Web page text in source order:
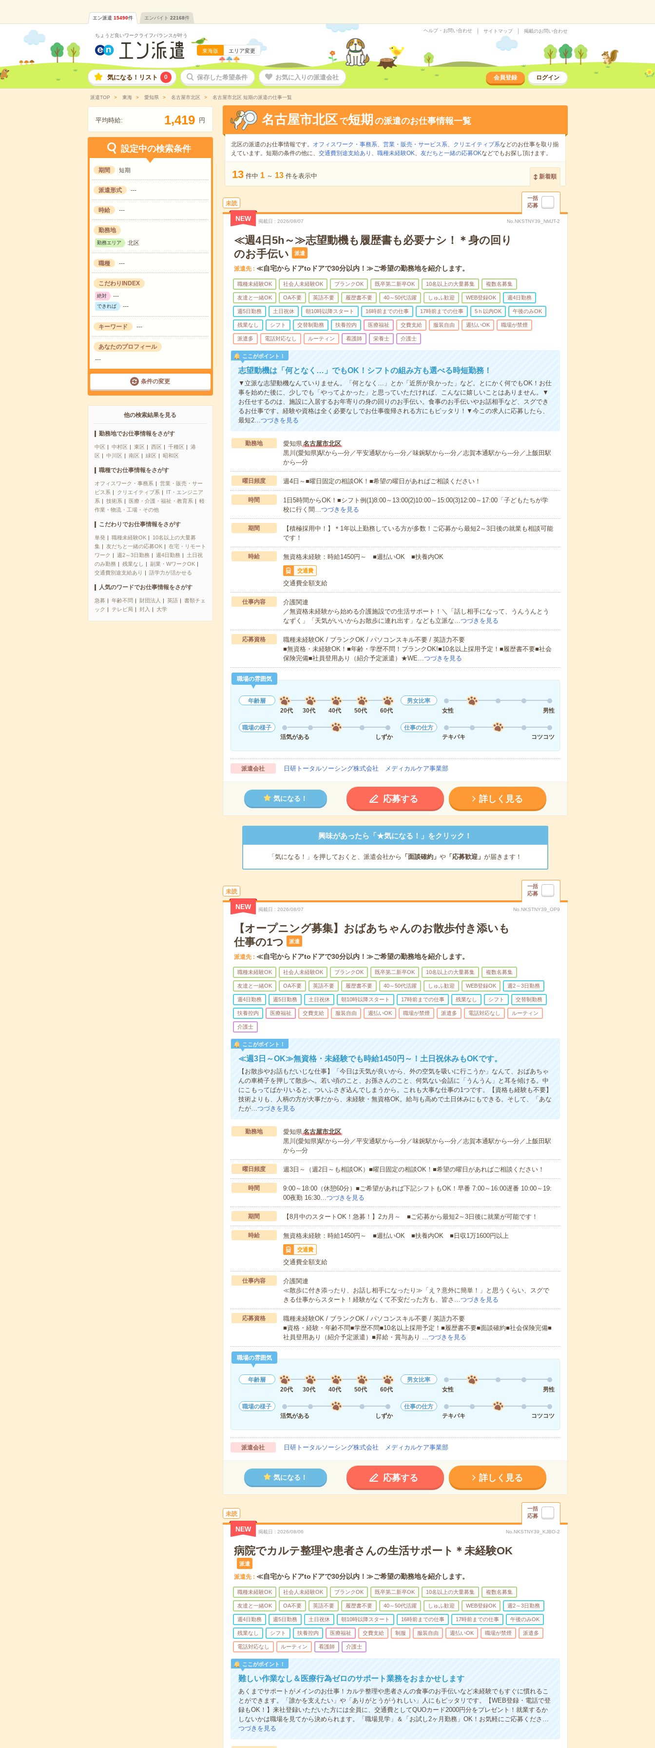
エン派遣 15490件 エンバイト 22168件
ちょうど良いワークライフバランスが叶う
東海版 エリア変更
ヘルプ・お問い合わせ サイトマップ 掲載のお問い合わせ
気になる！リスト 0 保存した希望条件 お気に入りの派遣会社 会員登録 ログイン
派遣TOP 東海 愛知県 名古屋市北区 名古屋市北区 短期の派遣の仕事一覧
平均時給: 1,419 円
設定中の検索条件
期間 短期
派遣形式 ---
時給 ---
勤務地
勤務エリア 北区
職種 ---
こだわりINDEX
絶対 ---
できれば ---
キーワード ---
あなたのプロフィール
---
条件の変更
他の検索結果を見る
勤務地でお仕事情報をさがす
中区 中村区 東区 西区 千種区
港
区
中川区 南区 緑区 昭和区
職種でお仕事情報をさがす
オフィスワーク・事務系
営業・販売・サー
ビス系
クリエイティブ系
IT・エンジニア
系
技術系 医療・介護・福祉・教育系
軽
作業・物流・工場・その他
こだわりでお仕事情報をさがす
単発 職種未経験OK
10名以上の大量募
集
友だちと一緒の応募OK
在宅・リモート
ワーク
週2～3日勤務 週4日勤務
土日祝
のみ勤務
残業なし
副業・WワークOK
交通費別途支給あり
語学力が活かせる
人気のワードでお仕事情報をさがす
急募 年齢不問 財団法人 英語
書類チェ
ック
テレビ局 封入 大学
名古屋市北区 で短期 の派遣のお仕事情報一覧
北区の派遣のお仕事情報です。 オフィスワーク・事務系、 営業・販売・サービス系、 クリエイティブ系などのお仕事を取り揃
えています。短期の条件の他に、 交通費別途支給あり 、 職種未経験OK、 友だちと一緒の応募OKなどでもお探し頂けます。
13 件中 1 ～ 13 件を表示中 新着順
未読
一括
応募
NEW 掲載日 2026/08/07 No.NKSTNY39_NMJT-2
≪週4日5h～≫志望動機も履歴書も必要ナシ！＊身の回り
のお手伝い
派遣
派遣先 ≪自宅からドアtoドアで30分以内！≫ご希望の勤務地を紹介します。
職種未経験OK 社会人未経験OK ブランクOK 既卒第二新卒OK 10名以上の大量募集 複数名募集
友達と一緒OK OA不要 英語不要 履歴書不要 40～50代活躍 しゅふ歓迎 WEB登録OK 週4日勤務
週5日勤務 土日祝休 朝10時以降スタート 16時前までの仕事 17時前までの仕事 5ｈ以内OK 午後のみOK
残業なし シフト 交替制勤務 扶養控内 医療福祉 交費支給 服装自由 週払いOK 職場が禁煙
派遣多 電話対応なし ルーティン 看護師 栄養士 介護士
ここがポイント！
志望動機は「何となく…」でもOK！シフトの組み方も選べる時短勤務！
▼立派な志望動機なんていりません。「何となく…」とか「近所が良かった」など。とにかく何でもOK！お仕
事を始めた後に、少しでも「やってよかった」と思っていただければ、こんなに嬉しいことはありません。▼
お任せするのは、施設に入居するお年寄りの身の回りのお手伝い。食事のお手伝いやお話相手など、スグでき
るお仕事です。経験や資格は全く必要なしでお仕事復帰される方にもピッタリ！▼今この求人に応募したら、
最短2…つづきを見る
勤務地 愛知県名古屋市北区
黒川(愛知県)駅から---分／平安通駅から---分／味鋺駅から---分／志賀本通駅から---分／上飯田駅
から---分
曜日頻度 週4日～■曜日固定の相談OK！■希望の曜日があればご相談ください！
時間
1日5時間からOK！■シフト例(1)8:00～13:00(2)10:00～15:00(3)12:00～17:00「子どもたちが学
校に行く間…つづきを見る
期間
【積極採用中！】＊1年以上勤務している方が多数！ご応募から最短2～3日後の就業も相談可能
です！
時給 無資格未経験：時給1450円～ ■週払いOK ■扶養内OK
交通費
交通費全額支給
仕事内容
介護関連
／無資格未経験から始める介護施設での生活サポート！＼「話し相手になって、うんうんとう
なずく」「天気がいいからお散歩に連れ出す」なども立派な…つづきを見る
応募資格
職種未経験OK / ブランクOK / パソコンスキル不要 / 英語力不要
■無資格・未経験OK！■年齢・学歴不問！ブランクOK!■10名以上採用予定！■履歴書不要■社会
保険完備■社員登用あり（紹介予定派遣）★WE…つづきを見る
職場の雰囲気
年齢層
20代
30代 40代 50代 60代
男女比率
女性
男性
職場の様子
活気がある
しずか
仕事の仕方
テキパキ
コツコツ
派遣会社 日研トータルソーシング株式会社 メディカルケア事業部
気になる！ 応募する 詳しく見る
興味があったら「★気になる！」をクリック！
「気になる！」を押しておくと、派遣会社から 「面談確約」 や「応募歓迎」 が届きます！
未読
一括
応募
NEW 掲載日 2026/08/07 No.NKSTNY39_OP9
【オープニング募集】おばあちゃんのお散歩付き添いも
仕事の1つ
派遣
派遣先 ≪自宅からドアtoドアで30分以内！≫ご希望の勤務地を紹介します。
職種未経験OK 社会人未経験OK ブランクOK 既卒第二新卒OK 10名以上の大量募集 複数名募集
友達と一緒OK OA不要 英語不要 履歴書不要 40～50代活躍 しゅふ歓迎 WEB登録OK 週2～3日勤務
週4日勤務 週5日勤務 土日祝休 朝10時以降スタート 17時前までの仕事 残業なし シフト 交替制勤務
扶養控内 医療福祉 交費支給 服装自由 週払いOK 職場が禁煙 派遣多 電話対応なし ルーティン
介護士
ここがポイント！
≪週3日～OK≫無資格・未経験でも時給1450円～！土日祝休みもOKです。
【お散歩やお話もだいじな仕事】「今日は天気が良いから、外の空気を吸いに行こうか」なんて、おばあちゃ
んの車椅子を押して散歩へ。若い頃のこと、お孫さんのこと、何気ない会話に「うんうん」と耳を傾ける。中
にこもってばかりいると、ついふさぎ込んでしまうから。これも大事な仕事の1つです。【資格も経験も不要】
技術よりも、人柄の方が大事だから、未経験・無資格OK。給与も高めで土日休みにもできる。そして、「あな
たが…つづきを見る
勤務地 愛知県名古屋市北区
黒川(愛知県)駅から---分／平安通駅から---分／味鋺駅から---分／志賀本通駅から---分／上飯田駅
から---分
曜日頻度 週3日～（週2日～も相談OK）■曜日固定の相談OK！■希望の曜日があればご相談ください！
時間
9:00～18:00（休憩60分）■ご希望があれば下記シフトもOK！早番 7:00～16:00遅番 10:00～19:
00夜勤 16:30…つづきを見る
期間 【8月中のスタートOK！急募！】2カ月～ ■ご応募から最短2～3日後に就業が可能です！
時給 無資格未経験：時給1450円～ ■週払いOK ■扶養内OK ■日収1万1600円以上
交通費
交通費全額支給
仕事内容
介護関連
≪散歩に付き添ったり、お話し相手になったり≫「え？意外に簡単！」と思うくらい、スグで
きる仕事からスタート！経験がなくて不安だった方も、皆さ…つづきを見る
応募資格
職種未経験OK / ブランクOK / パソコンスキル不要 / 英語力不要
■資格・経験・年齢不問■学歴不問■10名以上採用予定！■履歴書不要■面談確約■社会保険完備■
社員登用あり（紹介予定派遣）■昇給・賞与あり …つづきを見る
職場の雰囲気
年齢層
20代
30代 40代 50代 60代
男女比率
女性
男性
職場の様子
活気がある
しずか
仕事の仕方
テキパキ
コツコツ
派遣会社 日研トータルソーシング株式会社 メディカルケア事業部
気になる！ 応募する 詳しく見る
未読
一括
応募
NEW 掲載日 2026/08/06 No.NKSTNY39_KJBO-2
病院でカルテ整理や患者さんの生活サポート＊未経験OK
派遣
派遣先 ≪自宅からドアtoドアで30分以内！≫ご希望の勤務地を紹介します。
職種未経験OK 社会人未経験OK ブランクOK 既卒第二新卒OK 10名以上の大量募集 複数名募集
友達と一緒OK OA不要 英語不要 履歴書不要 40～50代活躍 しゅふ歓迎 WEB登録OK 週2～3日勤務
週4日勤務 週5日勤務 土日祝休 朝10時以降スタート 16時前までの仕事 17時前までの仕事 午後のみOK
残業なし シフト 扶養控内 医療福祉 交費支給 制服 服装自由 週払いOK 職場が禁煙 派遣多
電話対応なし ルーティン 看護師 介護士
ここがポイント！
難しい作業なし＆医療行為ゼロのサポート業務をおまかせします
あくまでサポートがメインのお仕事！カルテ整理や患者さんの食事のお手伝いなど未経験でもすぐに慣れるこ
とができます。「誰かを支えたい」や「ありがとうがうれしい」人にもピッタリです。【WEB登録・電話で登
録もOK！】来社登録いただいた方には全員に、交通費としてQUOカード2000円分をプレゼント！就業するか
しないかは職場を見てから決められます。「職場見学」＆「お試し2ヶ月勤務」OK！お気軽にご応募くださ…
つづきを見る